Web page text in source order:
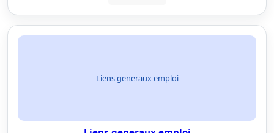
Liens generaux emploi